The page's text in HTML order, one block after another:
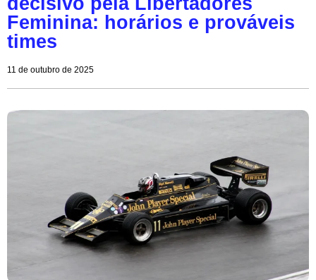
Feminina: horários e prováveis
times
11 de outubro de 2025